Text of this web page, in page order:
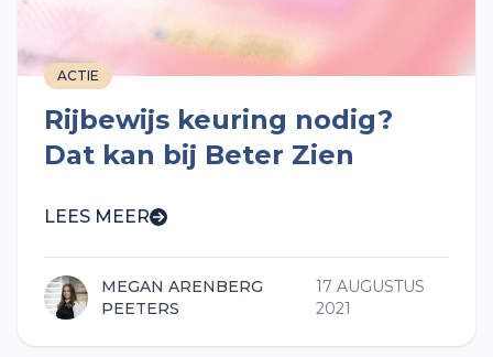
ACTIE
Rijbewijs keuring nodig?
Dat kan bij Beter Zien
LEES MEER
MEGAN ARENBERG
PEETERS
17 AUGUSTUS
2021